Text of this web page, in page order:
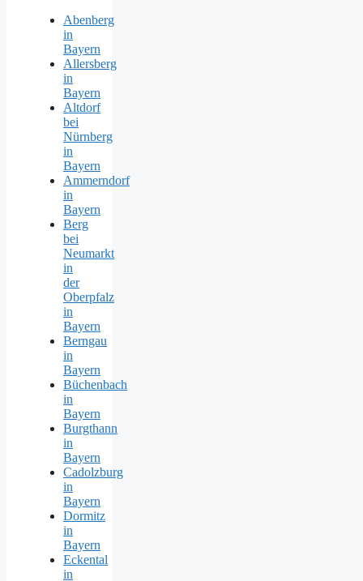
Abenberg
in
Bayern
Allersberg
in
Bayern
Altdorf
bei
Nürnberg
in
Bayern
Ammerndorf
in
Bayern
Berg
bei
Neumarkt
in
der
Oberpfalz
in
Bayern
Berngau
in
Bayern
Büchenbach
in
Bayern
Burgthann
in
Bayern
Cadolzburg
in
Bayern
Dormitz
in
Bayern
Eckental
in